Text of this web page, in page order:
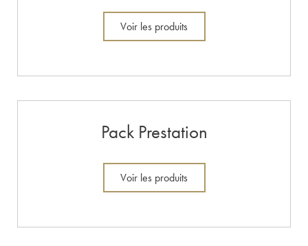
Voir les produits
Pack Prestation
Voir les produits